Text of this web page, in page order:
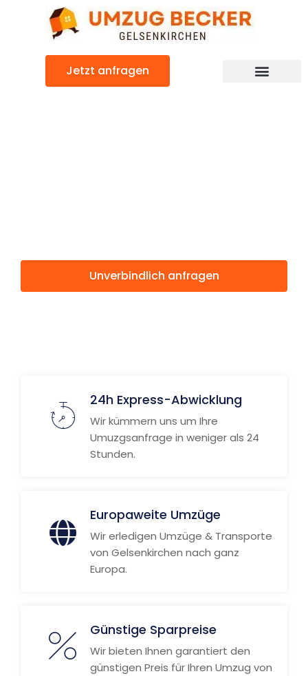
Jetzt anfragen
Unverbindlich anfragen
24h Express-Abwicklung
Wir kümmern uns um Ihre
Umuzgsanfrage in weniger als 24
Stunden.
Europaweite Umzüge
Wir erledigen Umzüge & Transporte
von Gelsenkirchen nach ganz
Europa.
Günstige Sparpreise
Wir bieten Ihnen garantiert den
günstigen Preis für Ihren Umzug von